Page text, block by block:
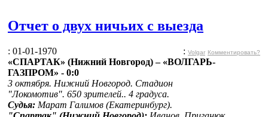
Отчет о двух ничьих с выезда
: 01-01-1970 : Volgar Комментировать?
«СПАРТАК» (Нижний Новгород) – «ВОЛГАРЬ-
ГАЗПРОМ» - 0:0
3 октября. Нижний Новгород. Стадион
"Локомотив". 650 зрителей.. 4 градуса.
Судья: Марат Галимов (Екатеринбург).